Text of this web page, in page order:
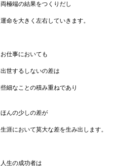
両極端の結果をつくりだし
運命を大きく左右していきます。
お仕事においても
出世するしないの差は
些細なことの積み重ねであり
ほんの少しの差が
生涯において莫大な差を生み出します。
人生の成功者は